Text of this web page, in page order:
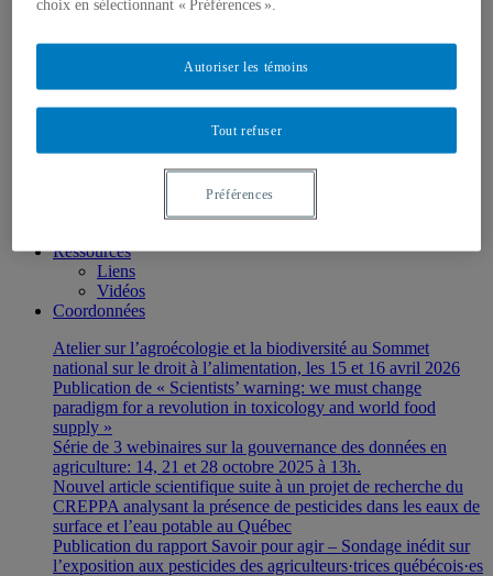
Membres associés
Axes de recherches
Projets de recherche
Publications
Conférences
Organisation de colloques, conférences et séminaires
Ressources
Liens
Vidéos
Coordonnées
Atelier sur l’agroécologie et la biodiversité au Sommet
national sur le droit à l’alimentation, les 15 et 16 avril 2026
Publication de « Scientists’ warning: we must change
paradigm for a revolution in toxicology and world food
supply »
Série de 3 webinaires sur la gouvernance des données en
agriculture: 14, 21 et 28 octobre 2025 à 13h.
Nouvel article scientifique suite à un projet de recherche du
CREPPA analysant la présence de pesticides dans les eaux de
surface et l’eau potable au Québec
Publication du rapport Savoir pour agir – Sondage inédit sur
l’exposition aux pesticides des agriculteurs·trices québécois·es
choix en sélectionnant « Préférences ».
Tout refuser
Autoriser les témoins
Préférences